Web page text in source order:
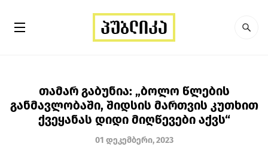
თამარ გაბუნია: „ბოლო წლების
განმავლობაში, შიდსის მართვის კუთხით
ქვეყანას დიდი მიღწევები აქვს“
01 დეკემბერი, 2023